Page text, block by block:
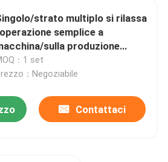
strato multiplo si rilassa
semplice a
sulla produzione
：1 set
：Negoziabile
Contattaci